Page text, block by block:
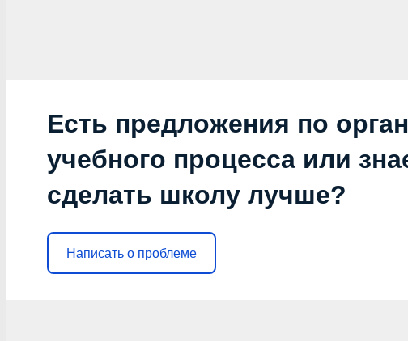
Есть предложения по
учебного процесса или
сделать школу лучше?
Написать о проблеме